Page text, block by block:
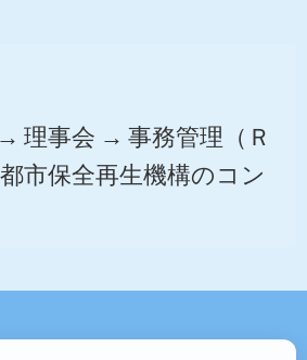
理事会 → 事務管理（Ｒ
市保全再生機構のコン